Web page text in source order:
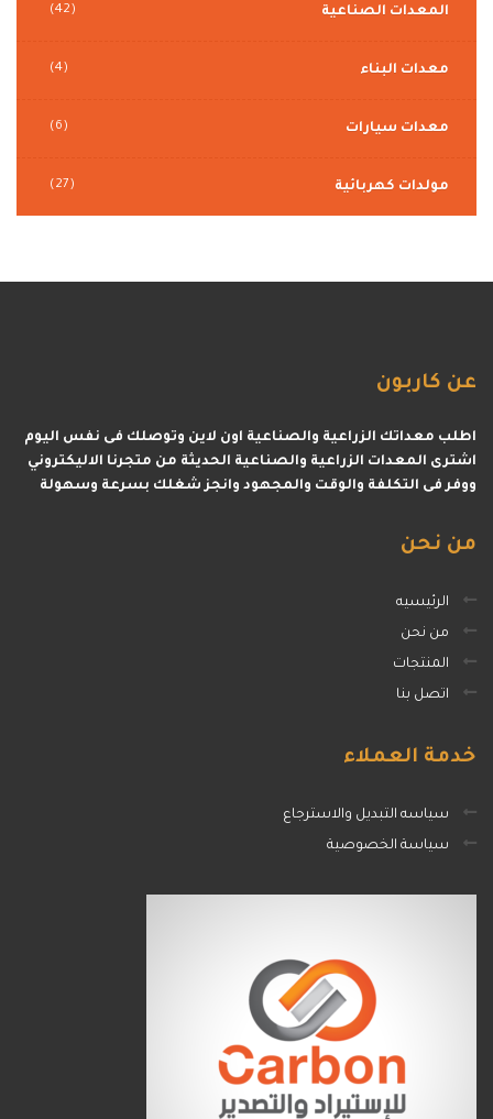
المعدات الصناعية (42)
معدات البناء (4)
معدات سيارات (6)
مولدات كهربائية (27)
عن كاربون
اطلب معداتك الزراعية والصناعية اون لاين وتوصلك فى نفس اليوم
اشترى المعدات الزراعية والصناعية الحديثة من متجرنا الاليكتروني
ووفر فى التكلفة والوقت والمجهود وانجز شغلك بسرعة وسهولة
من نحن
الرئيسيه
من نحن
المنتجات
اتصل بنا
خدمة العملاء
سياسه التبديل والاسترجاع
سياسة الخصوصية